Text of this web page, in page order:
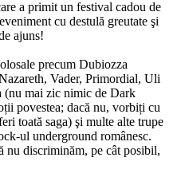
a primit un festival cadou de
cu destulă greutate şi
ajuns!
precum Dubiozza
Vader, Primordial, Uli
(nu mai zic nimic de Dark
povestea; dacă nu, vorbiți cu
toată saga) şi multe alte trupe
ul underground românesc.
nu discriminăm, pe cât posibil,